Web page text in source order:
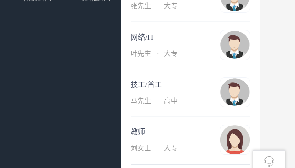
张先生 · 大专
网络/IT
叶先生 · 大专
技工/普工
马先生 · 高中
教师
刘女士 · 大专